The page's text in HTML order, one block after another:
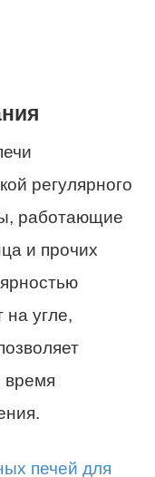
регулярного
работающие
и прочих
на угле,
время